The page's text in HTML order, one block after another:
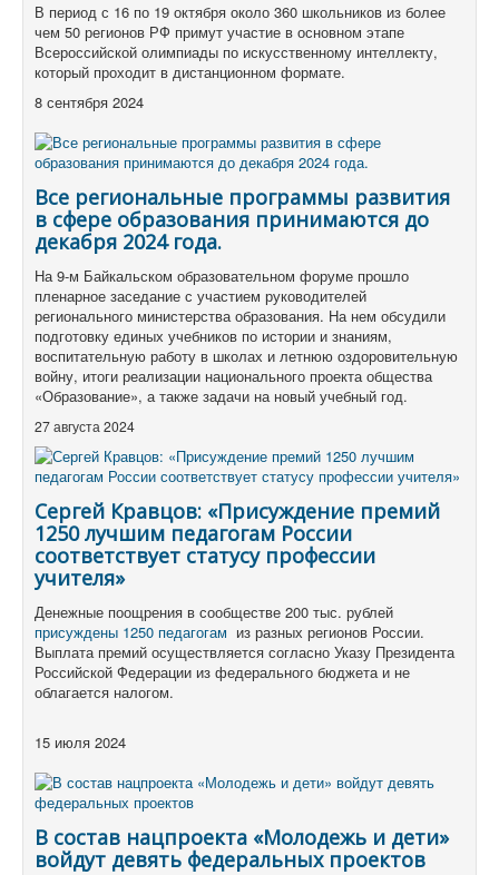
В период с 16 по 19 октября около 360 школьников из более
чем 50 регионов РФ примут участие в основном этапе
Всероссийской олимпиады по искусственному интеллекту,
который проходит в дистанционном формате.
8 сентября 2024
Все региональные программы развития
в сфере образования принимаются до
декабря 2024 года.
На 9-м Байкальском образовательном форуме прошло
пленарное заседание с участием руководителей
регионального министерства образования. На нем обсудили
подготовку единых учебников по истории и знаниям,
воспитательную работу в школах и летнюю оздоровительную
войну, итоги реализации национального проекта общества
«Образование», а также задачи на новый учебный год.
27 августа 2024
Сергей Кравцов: «Присуждение премий
1250 лучшим педагогам России
соответствует статусу профессии
учителя»
Денежные поощрения в сообществе 200 тыс. рублей
присуждены 1250 педагогам из разных регионов России.
Выплата премий осуществляется согласно Указу Президента
Российской Федерации из федерального бюджета и не
облагается налогом.
15 июля 2024
В состав нацпроекта «Молодежь и дети»
войдут девять федеральных проектов